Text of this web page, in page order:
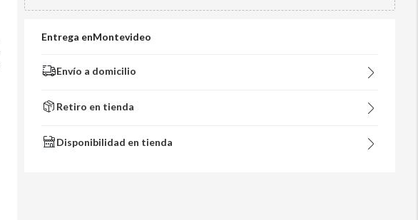
Entrega enMontevideo
Envío a domicilio
Retiro en tienda
Disponibilidad en tienda